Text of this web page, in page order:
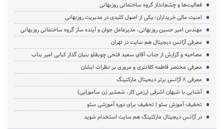
فعالیت‌ها و چشم‌انداز گروه ساختمانی روزبهانی
امنیت مالی خریداران؛ یکی از اصول کلیدی در مدیریت روزبهانی
مهندس امیر حسین روزبهانی، مدیرعامل جوان و آینده ساز گروه ساختمانی روزبهانی
معرفی آژانس دیجیتال هم سایت در تهران
مصاحبه و گزارش از جناب آقای سعید فتحی چوبقلو بنیان گذار کبابی امیر بناب
معرفی مختصر فاطمه کلانتری و مروری بر نظرات ایشان
معرفی 8 آژانس برتر دیجیتال مارکتینگ
آشنایی با شیهان اشرفی (رزمی کار، شمشیر زن سامورایی)
تخفیف آموزش سئو | تخفیف برای دوره آموزشی سئو
در آژانس دیجیتال مارکتینگ هم سایت استخدام شوید